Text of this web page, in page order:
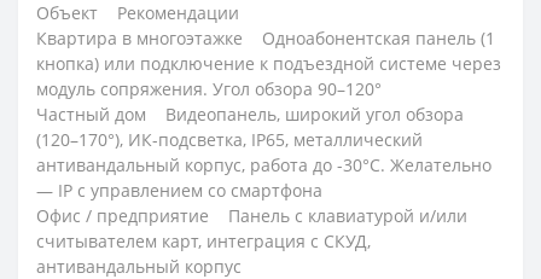
Объект Рекомендации
Квартира в многоэтажке Одноабонентская панель (1
кнопка) или подключение к подъездной системе через
модуль сопряжения. Угол обзора 90–120°
Частный дом Видеопанель, широкий угол обзора
(120–170°), ИК-подсветка, IP65, металлический
антивандальный корпус, работа до -30°C. Желательно
— IP с управлением со смартфона
Офис / предприятие Панель с клавиатурой и/или
считывателем карт, интеграция с СКУД,
антивандальный корпус